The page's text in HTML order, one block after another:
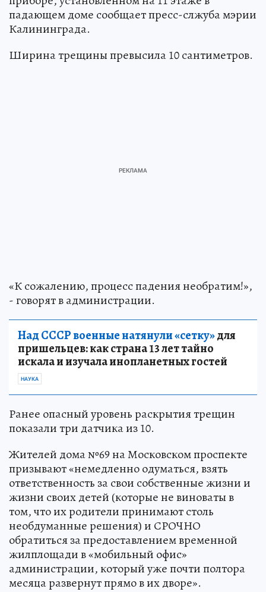
падающем доме сообщает пресс-слжуба мэрии
Калининграда.
Ширина трещины превысила 10 сантиметров.
«К сожалению, процесс падения необратим!»,
- говорят в администрации.
Над СССР военные натянули «сетку»для
пришельцев: как страна 13 лет тайно
искала и изучала инопланетных гостей
НАУКА
Ранее опасный уровень раскрытия трещин
показали три датчика из 10.
Жителей дома №69 на Московском проспекте
призывают «немедленно одуматься, взять
ответственность за свои собственные жизни и
жизни своих детей (которые не виноваты в
том, что их родители принимают столь
необдуманные решения) и СРОЧНО
обратиться за предоставлением временной
жилплощади в «мобильный офис»
администрации, который уже почти полтора
месяца развернут прямо в их дворе».